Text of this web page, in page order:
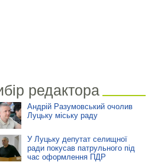
редактора
Андрій Разумовський очолив
Луцьку міську раду
У Луцьку депутат селищної
ради покусав патрульного під
час оформлення ПДР